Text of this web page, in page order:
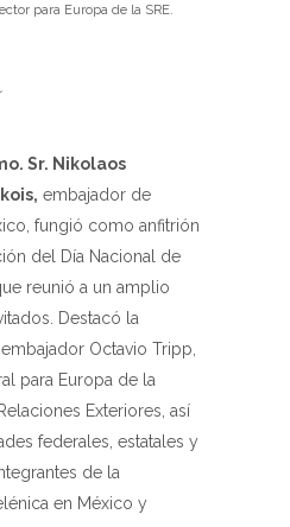
para Europa de la SRE.
Sr. Nikolaos
embajador de
fungió como anfitrión
del Día Nacional de
reunió a un amplio
Destacó la
Octavio Tripp,
para Europa de la
Exteriores, así
federales, estatales y
de la
en México y